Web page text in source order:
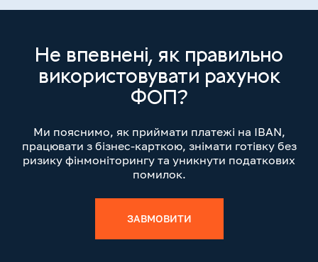
Не впевнені, як правильно
використовувати рахунок
ФОП?
Ми пояснимо, як приймати платежі на IBAN,
працювати з бізнес-карткою, знімати готівку без
ризику фінмоніторингу та уникнути податкових
помилок.
ЗАВМОВИТИ